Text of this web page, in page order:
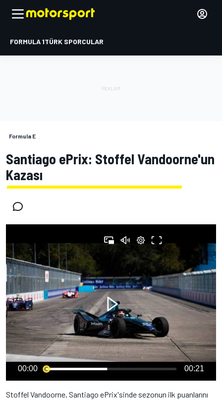
FORMULA 1TÜRK SPORCULAR
Formula E
Santiago ePrix: Stoffel Vandoorne'un
Kazası
00:00 00:21
Stoffel Vandoorne, Santiago ePrix'sinde sezonun ilk puanlarını